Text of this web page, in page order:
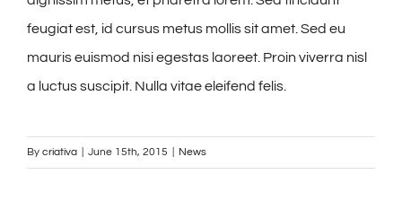
feugiat est, id cursus metus mollis sit amet. Sed eu
mauris euismod nisi egestas laoreet. Proin viverra nisl
a luctus suscipit. Nulla vitae eleifend felis.
By criativa June 15th, 2015 News